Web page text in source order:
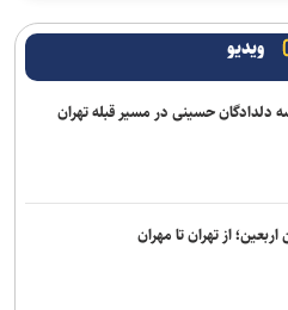
سریع‌تر پیر می‌کنید
معرفی شد
کوروت گرند اسپرت X مدل ۲۰۲۷؛ اثبات جادوی نرم‌افزار در دنیای
ویدیو
دلدادگان حسینی در مسیر قبله تهران
اربعین؛ از تهران تا مهران